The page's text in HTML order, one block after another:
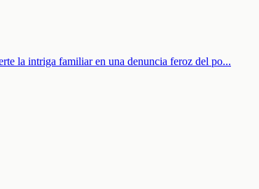
la intriga familiar en una denuncia feroz del po...